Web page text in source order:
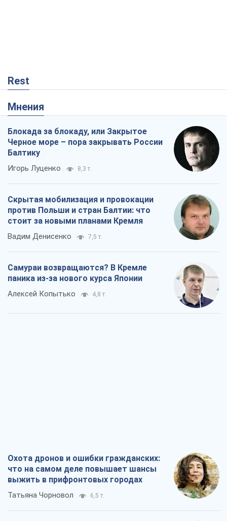
Rest
Мнения
Блокада за блокаду, или Закрытое
Черное море – пора закрывать России
Балтику
Игорь Луценко 8,3 т.
Скрытая мобилизация и провокации
против Польши и стран Балтии: что
стоит за новыми планами Кремля
Вадим Денисенко 7,5 т.
Самураи возвращаются? В Кремле
паника из-за нового курса Японии
Алексей Копытько 4,8 т.
Охота дронов и ошибки гражданских:
что на самом деле повышает шансы
выжить в прифронтовых городах
Татьяна Чорновол 6,5 т.